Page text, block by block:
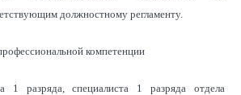
должностному регламенту.
компетенции
1 разряда, специалиста 1 разряда отдела